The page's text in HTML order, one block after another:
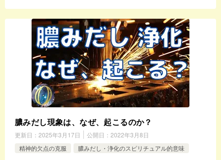
膿みだし現象は、なぜ、起こるのか？
更新日： 2025年3月17日 公開日： 2022年3月8日
精神的欠点の克服
膿みだし・浄化のスピリチュアル的意味